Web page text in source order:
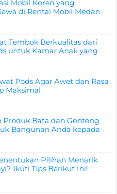
Mobil Keren yang
di Rental Mobil Medan
Tembok Berkualitas dari
untuk Kamar Anak yang
Pods Agar Awet dan Rasa
Maksimal
Produk Bata dan Genteng
Bangunan Anda kepada
Pilihan Menarik
Ikuti Tips Berikut Ini!